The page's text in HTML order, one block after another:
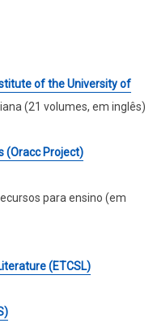
of the University of
(21 volumes, em inglês)
(Oracc Project)
para ensino (em
(ETCSL)